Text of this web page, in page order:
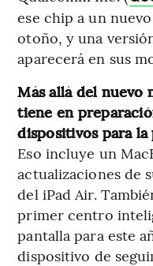
ese chip a un
otoño, y una
aparecerá en sus
Más allá del nuevo
tiene en
dispositivos para
Eso incluye un
actualizaciones de
del iPad Air.
primer centro
pantalla para este
dispositivo de